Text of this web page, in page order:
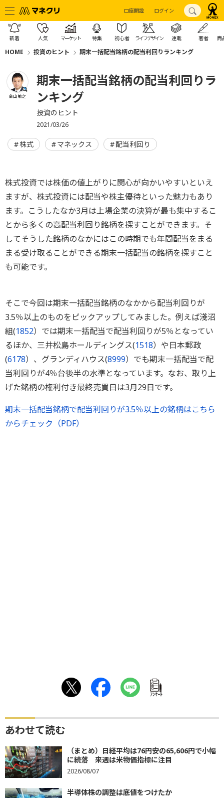
口座開設 ログイン
新着 人気 マーケット 特集 初心者 ライフデザイン 連載 著者 商
HOME 投資のヒント 期末一括配当銘柄の配当利回りランキング
金山 敏之
期末一括配当銘柄の配当利回りラ
ンキング
投資のヒント
2021/03/26
株式 マネックス 配当利回り
株式投資では株価の値上がりに関心が向かいやすいといえ
ますが、株式投資には配当や株主優待といった魅力もあり
ます。こうしたなか3月は上場企業の決算が最も集中するこ
とから多くの高配当利回り銘柄を探すことができます。そ
してそうした銘柄のなかにはこの時期でも年間配当をまる
まる受け取ることができる期末一括配当の銘柄を探すこと
も可能です。
そこで今回は期末一括配当銘柄のなかから配当利回りが
3.5％以上のものをピックアップしてみました。例えば淺沼
組(1852）では期末一括配当で配当利回りが5％となってい
るほか、三井松島ホールディングス(1518）や日本郵政
(6178）、グランディハウス(8999）でも期末一括配当で配
当利回りが4％台後半の水準となっています。なお、取り上
げた銘柄の権利付き最終売買日は3月29日です。
期末一括配当銘柄で配当利回りが3.5％以上の銘柄はこちら
からチェック（PDF）
ｱﾝｹｰﾄ
あわせて読む
（まとめ）日経平均は76円安の65,606円で小幅
に続落 来週は米物価指標に注目
2026/08/07
半導体株の調整は底値をつけたか